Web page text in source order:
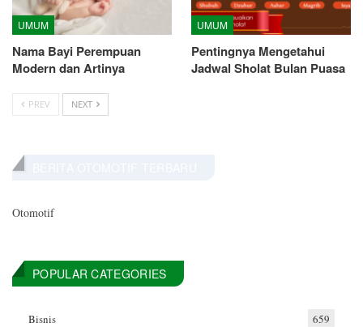
UMUM
Nama Bayi Perempuan
Modern dan Artinya
UMUM
Pentingnya Mengetahui
Jadwal Sholat Bulan Puasa
PREV NEXT
Otomotif
POPULAR CATEGORIES
Bisnis 659